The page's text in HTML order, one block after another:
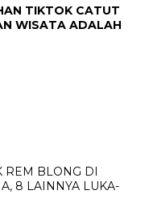
TIKTOK CATUT
WISATA ADALAH